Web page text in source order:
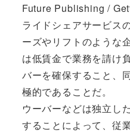
Future Publishing /
ライドシェアサービス
ーズやリフトのような
は低賃金で業務を請け
バーを確保すること、
極的であることだ。
ウーバーなどは独立し
することによって、従